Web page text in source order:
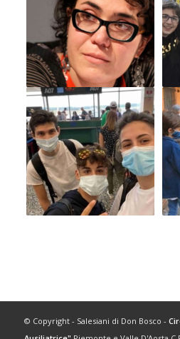
© Copyright - Salesiani di Don Bosco -